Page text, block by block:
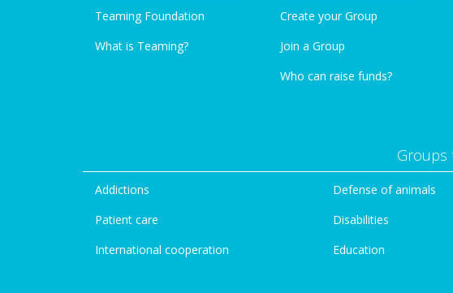
Teaming Foundation
What is Teaming?
Create your Group
Join a Group
Who can raise funds?
Groups
Addictions
Patient care
International cooperation
Defense of animals
Disabilities
Education